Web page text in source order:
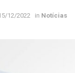
12/2022 in Notícias